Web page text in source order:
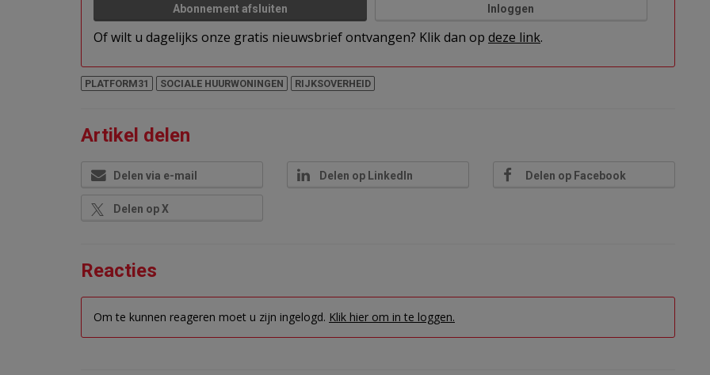
Abonnement afsluiten Inloggen
Of wilt u dagelijks onze gratis nieuwsbrief ontvangen? Klik dan op deze link.
PLATFORM31 SOCIALE HUURWONINGEN RIJKSOVERHEID
Artikel delen
Delen via e-mail Delen op LinkedIn Delen op Facebook
Delen op X
Reacties
Om te kunnen reageren moet u zijn ingelogd. Klik hier om in te loggen.